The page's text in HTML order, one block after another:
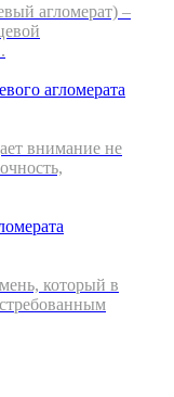
агломерат) –
агломерата
внимание не
который в